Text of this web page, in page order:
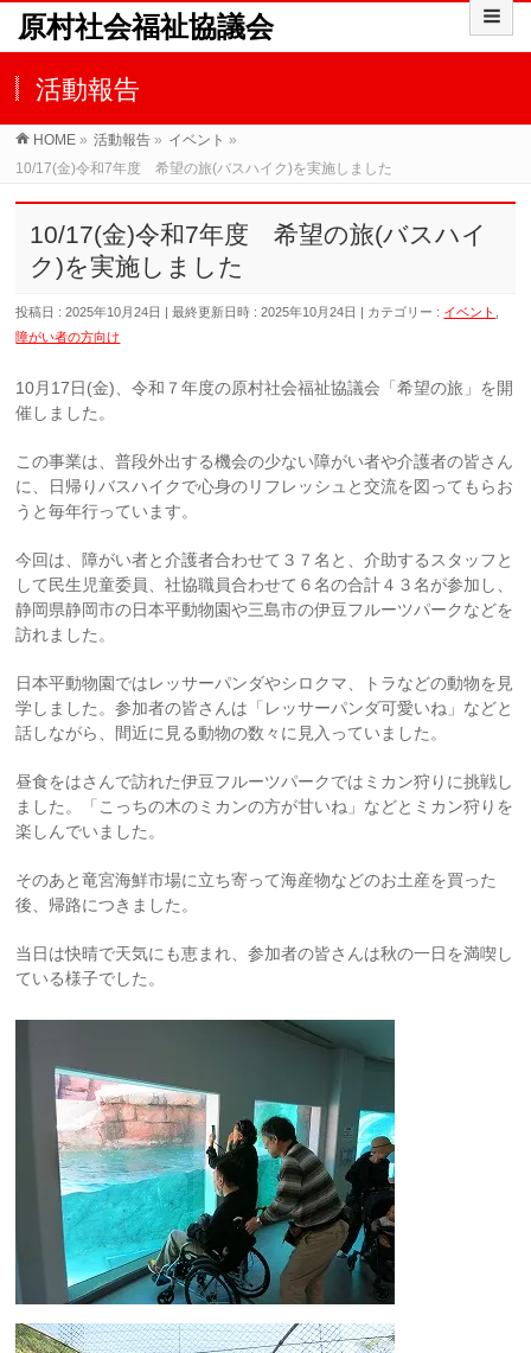
原村社会福祉協議会
活動報告
HOME » 活動報告 » イベント »
10/17(金)令和7年度 希望の旅(バスハイク)を実施しました
10/17(金)令和7年度 希望の旅(バスハイ
ク)を実施しました
投稿日 : 2025年10月24日 最終更新日時 : 2025年10月24日 カテゴリー : イベント
障がい者の方向け
10月17日(金)、令和７年度の原村社会福祉協議会「希望の旅」を開
催しました。
この事業は、普段外出する機会の少ない障がい者や介護者の皆さん
に、日帰りバスハイクで心身のリフレッシュと交流を図ってもらお
うと毎年行っています。
今回は、障がい者と介護者合わせて３７名と、介助するスタッフと
して民生児童委員、社協職員合わせて６名の合計４３名が参加し、
静岡県静岡市の日本平動物園や三島市の伊豆フルーツパークなどを
訪れました。
日本平動物園ではレッサーパンダやシロクマ、トラなどの動物を見
学しました。参加者の皆さんは「レッサーパンダ可愛いね」などと
話しながら、間近に見る動物の数々に見入ってい ました。
昼食をはさんで訪れた伊豆フルーツパークではミカン狩りに挑戦し
ました。「こっちの木のミカンの方が甘いね」などとミカン狩りを
楽しんでいました。
そのあと竜宮海鮮市場に立ち寄って海産物などのお土産を買った
後、帰路につきました。
当日は快晴で天気にも恵まれ、参加者の皆さんは秋の一日を満喫し
ている様子でした。